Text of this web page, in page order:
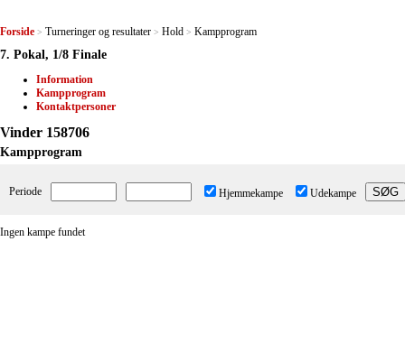
Forside > Turneringer og resultater > Hold > Kampprogram
7. Pokal, 1/8 Finale
Information
Kampprogram
Kontaktpersoner
Vinder 158706
Kampprogram
Periode Hjemmekampe Udekampe
Ingen kampe fundet